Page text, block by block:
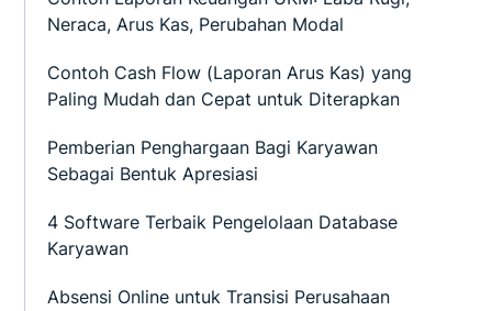
Neraca, Arus Kas, Perubahan Modal
Contoh Cash Flow (Laporan Arus Kas) yang
Paling Mudah dan Cepat untuk Diterapkan
Pemberian Penghargaan Bagi Karyawan
Sebagai Bentuk Apresiasi
4 Software Terbaik Pengelolaan Database
Karyawan
Absensi Online untuk Transisi Perusahaan